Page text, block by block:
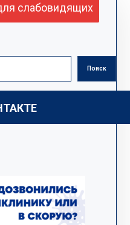
слабовидящих
Поиск